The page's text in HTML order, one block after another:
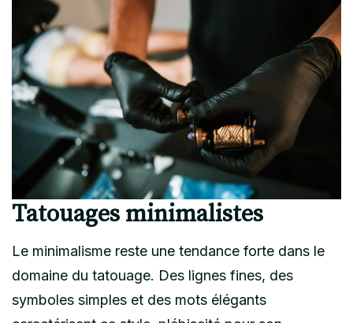
Tatouages minimalistes
Le minimalisme reste une tendance forte dans le
domaine du tatouage. Des lignes fines, des
symboles simples et des mots élégants